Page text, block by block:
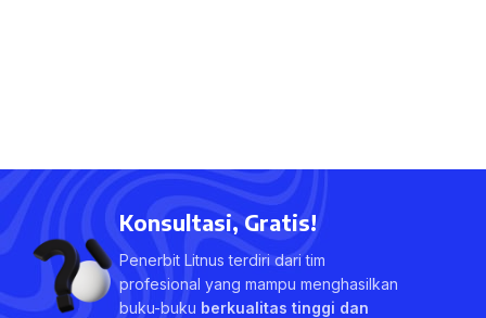
Konsultasi, Gratis!
Penerbit Litnus terdiri dari tim
profesional yang mampu menghasilkan
buku-buku berkualitas tinggi dan